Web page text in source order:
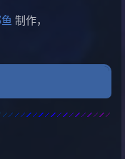
制作，